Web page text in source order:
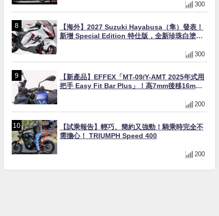
300
【海外】2027 Suzuki Hayabusa（隼）發表！
新增 Special Edition 特仕版，全新珍珠白塗裝
300
【新產品】EFFEX「MT-09/Y-AMT 2025年式用
把手 Easy Fit Bar Plus」！高7mm後移16mm
200
【試乘報告】輕巧、簡約又強勁！騎乘時完全不
需擔心！ TRIUMPH Speed 400
200